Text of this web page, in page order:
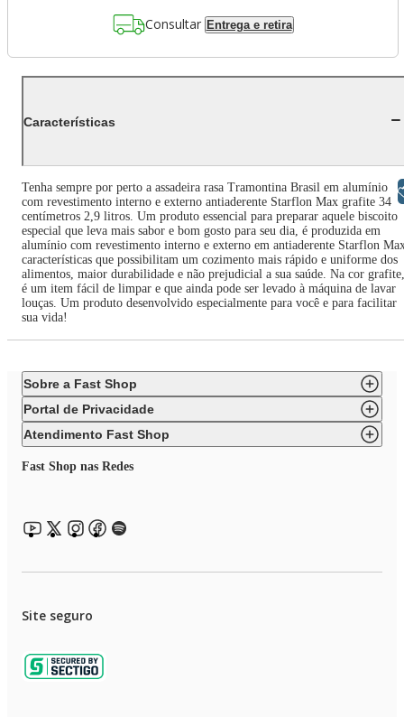
Consultar Entrega e retira
Características
Tenha sempre por perto a assadeira rasa Tramontina Brasil em alumínio
com revestimento interno e externo antiaderente Starflon Max grafite 34
centímetros 2,9 litros. Um produto essencial para preparar aquele biscoito
especial que leva mais sabor e bom gosto para seu dia, é produzida em
alumínio com revestimento interno e externo em antiaderente Starflon
características que possibilitam um cozimento mais rápido e uniforme dos
alimentos, maior durabilidade e não prejudicial a sua saúde. Na cor grafite,
é um item fácil de limpar e que ainda pode ser levado à máquina de lavar
louças. Um produto desenvolvido especialmente para você e para facilitar
sua vida!
Sobre a Fast Shop
Portal de Privacidade
Atendimento Fast Shop
Fast Shop nas Redes
Site seguro
Libras